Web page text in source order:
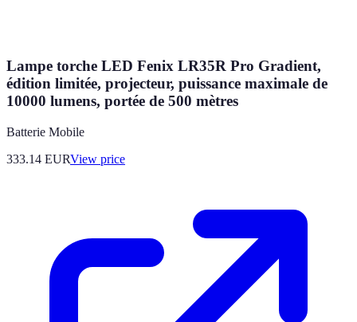
Lampe torche LED Fenix LR35R Pro Gradient,
édition limitée, projecteur, puissance maximale de
10000 lumens, portée de 500 mètres
Batterie Mobile
333.14 EURView price